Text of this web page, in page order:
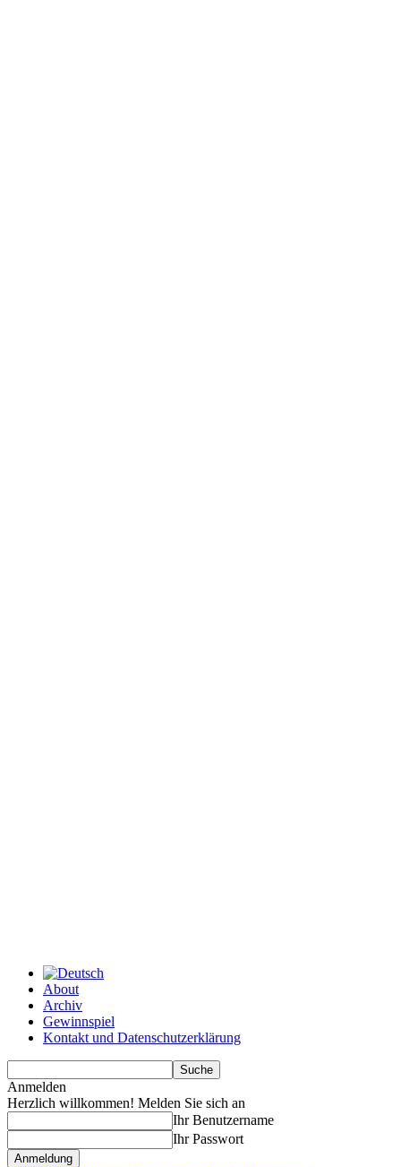
About
Archiv
Gewinnspiel
Kontakt und Datenschutzerklärung
Anmelden
Herzlich willkommen! Melden Sie sich an
Ihr Benutzername
Ihr Passwort